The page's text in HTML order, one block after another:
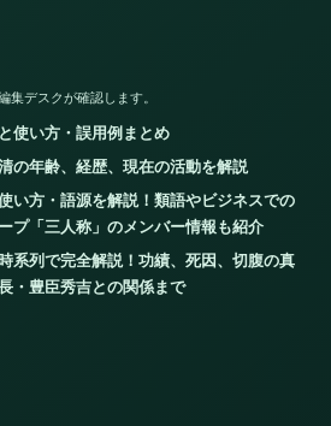
集デスクが確認します。
使い方・誤用例まとめ
の年齢、経歴、現在の活動を解説
い方・語源を解説！類語やビジネスでの
プ「三人称」のメンバー情報も紹介
系列で完全解説！功績、死因、切腹の真
・豊臣秀吉との関係まで